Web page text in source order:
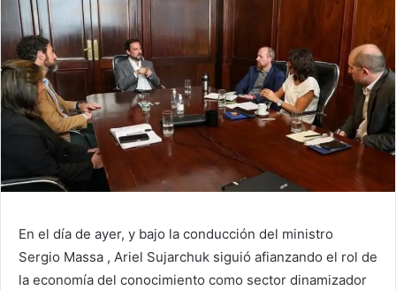
En el día de ayer, y bajo la conducción del ministro
Sergio Massa , Ariel Sujarchuk siguió afianzando el rol de
la economía del conocimiento como sector dinamizador